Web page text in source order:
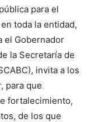
para el
toda la entidad,
el Gobernador
la Secretaría de
invita a los
para que
fortalecimiento,
de los que